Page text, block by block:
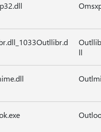
ll